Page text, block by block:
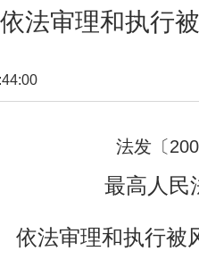
法审理和执行
法发〔
最高人民
依法审理和执行被